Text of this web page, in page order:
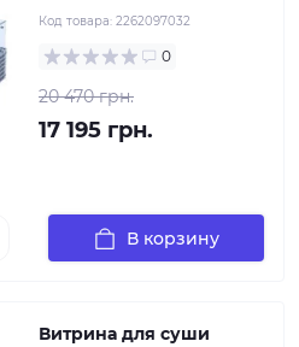
Код товара: 2262097032
0
20 470 грн.
17 195 грн.
В корзину
Витрина для суши